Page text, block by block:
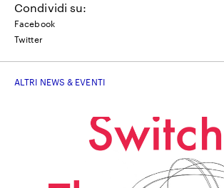
Condividi su:
Facebook
Twitter
ALTRI NEWS & EVENTI